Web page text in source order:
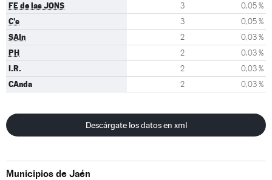
FE de las JONS 3 0,05 %
C's 3 0,05 %
SAIn 2 0,03 %
PH 2 0,03 %
I.R. 2 0,03 %
CAnda 2 0,03 %
Descárgate los datos en xml
Municipios de Jaén